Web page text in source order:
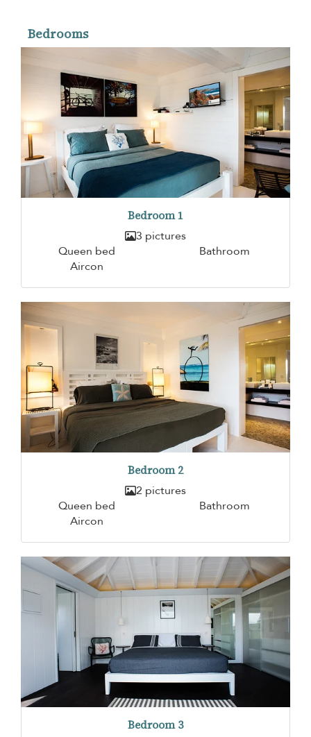
Bedrooms
Bedroom 1
3 pictures
Queen bed
Bathroom
Aircon
Bedroom 2
2 pictures
Queen bed
Bathroom
Aircon
Bedroom 3